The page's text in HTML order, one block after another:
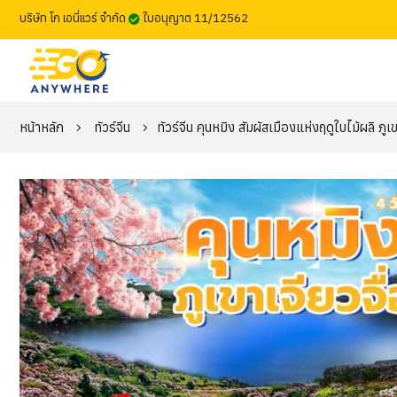
บริษัท โก เอนี่แวร์ จำกัด ใบอนุญาต 11/12562
หน้าหลัก ทัวร์จีน ทัวร์จีน คุนหมิง สัมผัสเมืองแห่งฤดูใบไม้ผลิ ภู